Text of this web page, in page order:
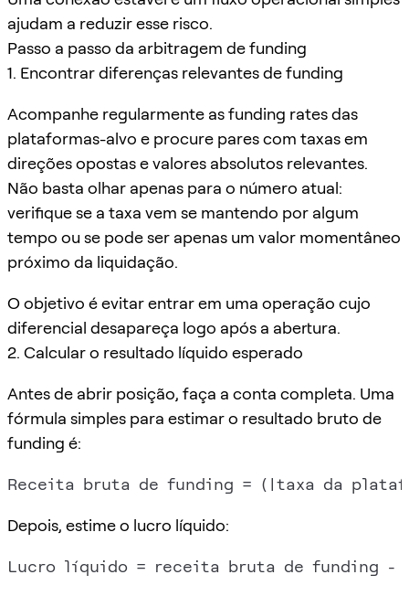
ajudam a reduzir esse risco.
Passo a passo da arbitragem de funding
1. Encontrar diferenças relevantes de funding
Acompanhe regularmente as funding rates das
plataformas-alvo e procure pares com taxas em
direções opostas e valores absolutos relevantes.
Não basta olhar apenas para o número atual:
verifique se a taxa vem se mantendo por algum
tempo ou se pode ser apenas um valor momentâneo
próximo da liquidação.
O objetivo é evitar entrar em uma operação cujo
diferencial desapareça logo após a abertura.
2. Calcular o resultado líquido esperado
Antes de abrir posição, faça a conta completa. Uma
fórmula simples para estimar o resultado bruto de
funding é:
Depois, estime o lucro líquido: